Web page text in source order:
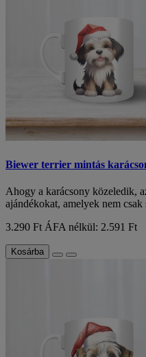
Biewer terrier mintás
Ahogy a karácsony közeledik,
ajándékokat, amelyek nem csak
3.290 Ft ÁFA nélkül: 2.591 Ft
Kosárba